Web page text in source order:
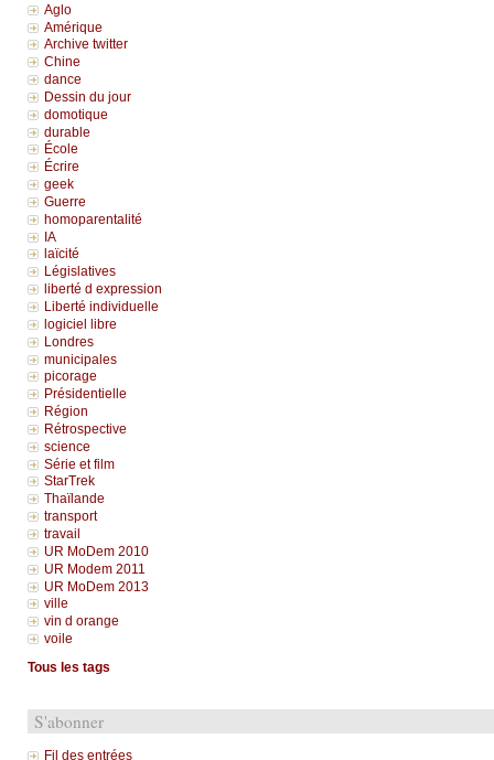
Aglo
Amérique
Archive twitter
Chine
dance
Dessin du jour
domotique
durable
École
Écrire
geek
Guerre
homoparentalité
IA
laïcité
Législatives
liberté d expression
Liberté individuelle
logiciel libre
Londres
municipales
picorage
Présidentielle
Région
Rétrospective
science
Série et film
StarTrek
Thaïlande
transport
travail
UR MoDem 2010
UR Modem 2011
UR MoDem 2013
ville
vin d orange
voile
Tous les tags
S'abonner
Fil des entrées